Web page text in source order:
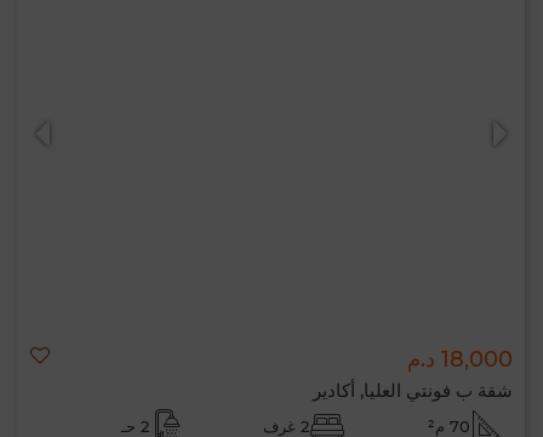
18,000 د.م
شقة ب فونتي العليا, أكادير
70 م² 2 غرف 2 حـ